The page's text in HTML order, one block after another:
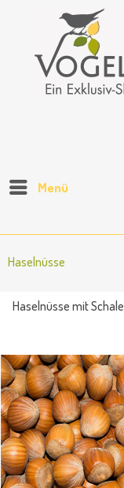
Menü
Haselnüsse
Haselnüsse mit Schale